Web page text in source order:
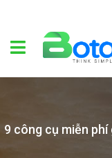
9 công cụ miễn